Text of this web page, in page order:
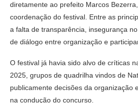
diretamente ao prefeito Marcos
coordenação do festival. Entre as
a falta de transparência, insegurança
de diálogo entre organização e
O festival já havia sido alvo de críticas
2025, grupos de quadrilha vindos de
publicamente decisões da organização
na condução do concurso.